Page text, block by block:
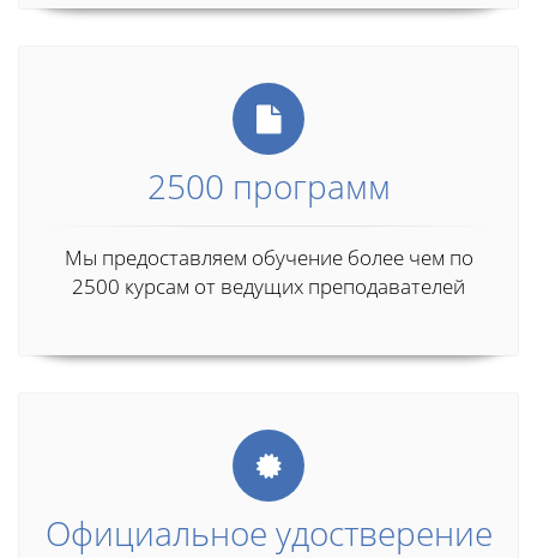
2500 программ
Мы предоставляем обучение более чем по
2500 курсам от ведущих преподавателей
Официальное удостверение